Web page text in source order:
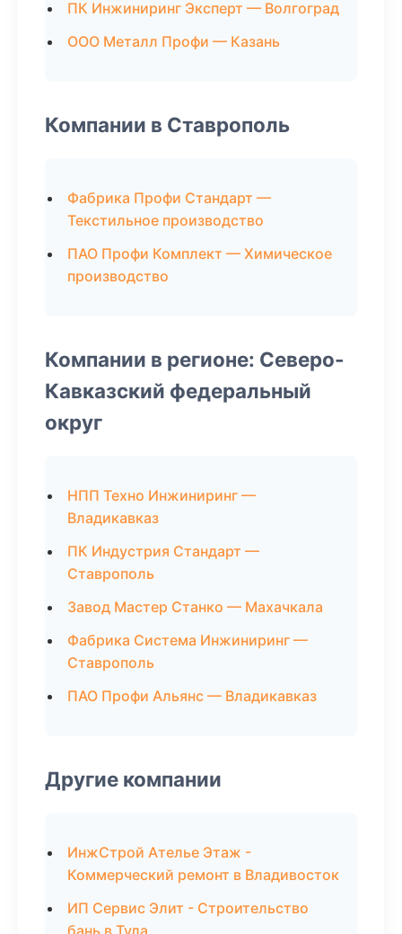
ПК Инжиниринг Эксперт — Волгоград
ООО Металл Профи — Казань
Компании в Ставрополь
Фабрика Профи Стандарт —
Текстильное производство
ПАО Профи Комплект — Химическое
производство
Компании в регионе: Северо-
Кавказский федеральный
округ
НПП Техно Инжиниринг —
Владикавказ
ПК Индустрия Стандарт —
Ставрополь
Завод Мастер Станко — Махачкала
Фабрика Система Инжиниринг —
Ставрополь
ПАО Профи Альянс — Владикавказ
Другие компании
ИнжСтрой Ателье Этаж -
Коммерческий ремонт в Владивосток
ИП Сервис Элит - Строительство
бань в Тула